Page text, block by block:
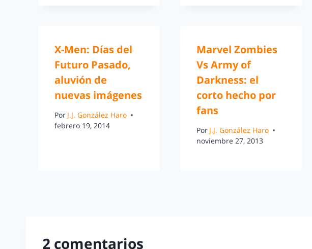
X-Men: Días del
Futuro Pasado,
aluvión de
nuevas imágenes
Por J.J. González Haro
febrero 19, 2014
Marvel Zombies
Vs Army of
Darkness: el
corto hecho por
fans
Por J.J. González Haro
noviembre 27, 2013
2 comentarios